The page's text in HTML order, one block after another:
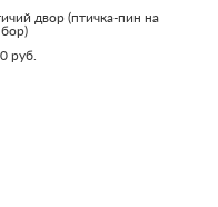
двор (птичка-пин на
pуб.